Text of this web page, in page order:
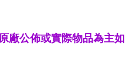
廠公佈或實際物品為主如